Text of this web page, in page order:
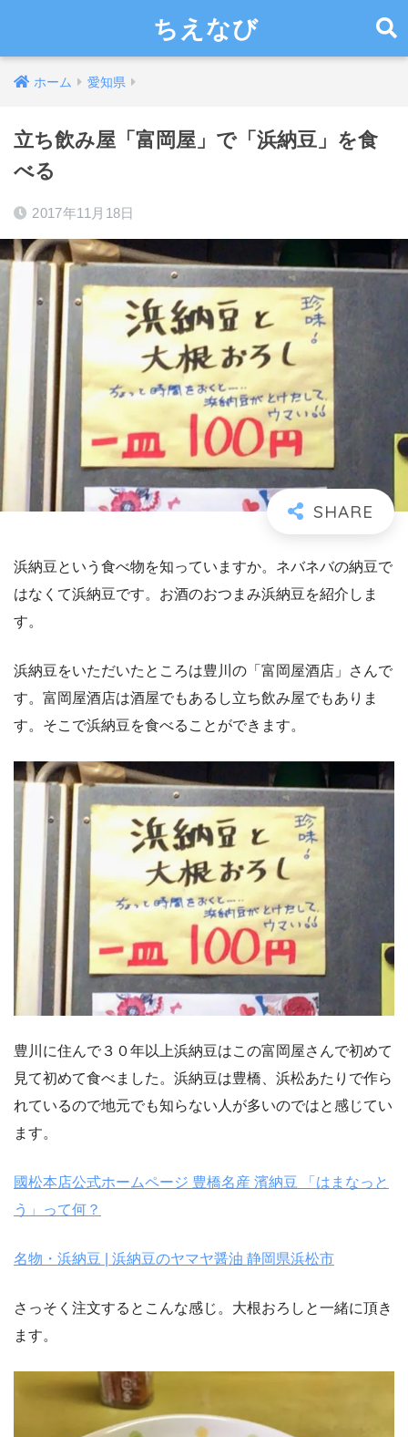
ちえなび
ホーム 愛知県
立ち飲み屋「富岡屋」で「浜納豆」を食
べる
2017年11月18日
浜納豆という食べ物を知っていますか。ネバネバの納豆で
はなくて浜納豆です。お酒のおつまみ浜納豆を紹介しま
す。
浜納豆をいただいたところは豊川の「富岡屋酒店」さんで
す。富岡屋酒店は酒屋でもあるし立ち飲み屋でもありま
す。そこで浜納豆を食べることができます。
豊川に住んで３０年以上浜納豆はこの富岡屋さんで初めて
見て初めて食べました。浜納豆は豊橋、浜松あたりで作ら
れているので地元でも知らない人が多いのではと感じてい
ます。
國松本店公式ホームページ 豊橋名産 濱納豆 「はまなっと
う」って何？
名物・浜納豆 | 浜納豆のヤマヤ醤油 静岡県浜松市
さっそく注文するとこんな感じ。大根おろしと一緒に頂き
ます。